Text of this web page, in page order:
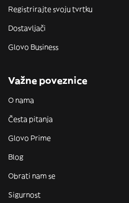
Registrirajte svoju tvrtku
Dostavljači
Glovo Business
Važne poveznice
O nama
Česta pitanja
Glovo Prime
Blog
Obrati nam se
Sigurnost